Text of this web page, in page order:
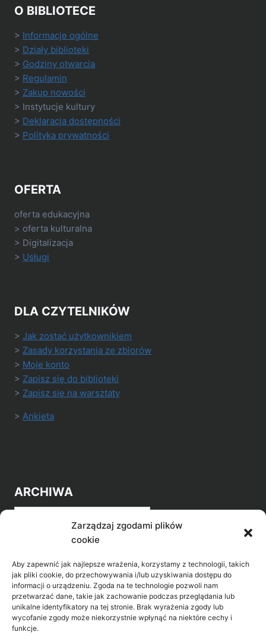
Zarządzaj zgodami plików
cookie
Aby zapewnić jak najlepsze wrażenia, korzystamy z technologii, takich
jak pliki cookie, do przechowywania i/lub uzyskiwania dostępu do
informacji o urządzeniu. Zgoda na te technologie pozwoli nam
przetwarzać dane, takie jak zachowanie podczas przeglądania lub
unikalne identyfikatory na tej stronie. Brak wyrażenia zgody lub
wycofanie zgody może niekorzystnie wpłynąć na niektóre cechy i
funkcje.
O BIBLIOTECE
> Informacje ogólne
> Działy biblioteki
> Godziny otwarcia
> Regulamin
> Zakup nowości
> Instytucje kultury
> Deklaracja dostępności
> Polityka prywatności
OFERTA
oferta edukacyjna
> oferta kulturalna
> Digitalizacja
> Usługi
DLA CZYTELNIKÓW
> Jak zostać użytkownikiem
> Zasady korzystania ze zbiorów
> Moje konto
> Zapisz się do biblioteki
> Zapisz się na warsztaty
> Ankieta
ARCHIWA
Archiwa
POZNAJ LEPIEJ NASZ REGION
>Gołdap Mazurski Zdrój